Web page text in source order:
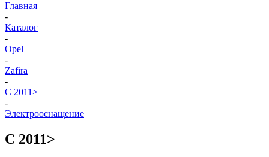
Главная
-
Каталог
-
Opel
-
Zafira
-
C 2011>
-
Электрооснащение
C 2011>